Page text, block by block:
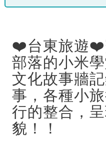
❤️台東旅遊❤️
部落的小米
文化故事牆
事，各種小
行的整合，
貌！！